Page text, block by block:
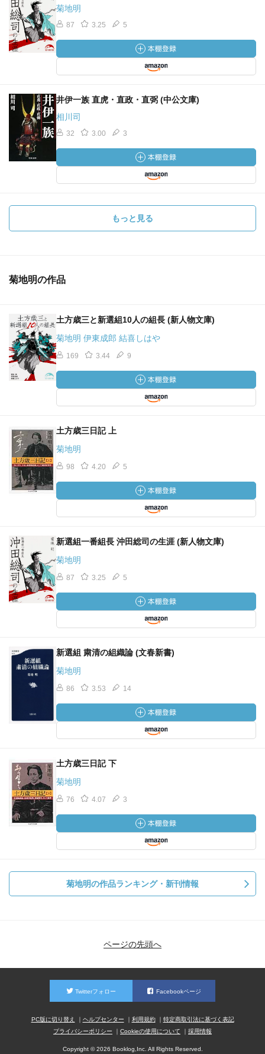
菊地明
87 3.25 5
井伊一族 直虎・直政・直弼 (中公文庫)
相川司
32 3.00 3
もっと見る
菊地明の作品
土方歳三と新選組10人の組長 (新人物文庫)
菊地明 伊東成郎 結喜しはや
169 3.44 9
土方歳三日記 上
菊地明
98 4.20 5
新選組一番組長 沖田総司の生涯 (新人物文庫)
菊地明
87 3.25 5
新選組 粛清の組織論 (文春新書)
菊地明
86 3.53 14
土方歳三日記 下
菊地明
76 4.07 3
菊地明の作品ランキング・新刊情報
ページの先頭へ
Twitterフォロー Facebookページ
PC版に切り替え ヘルプセンター 利用規約
特定商取引法に基づく表記
プライバシーポリシー
Cookieの使用について 採用情報
Copyright © 2026 Booklog,Inc. All Rights Reserved.